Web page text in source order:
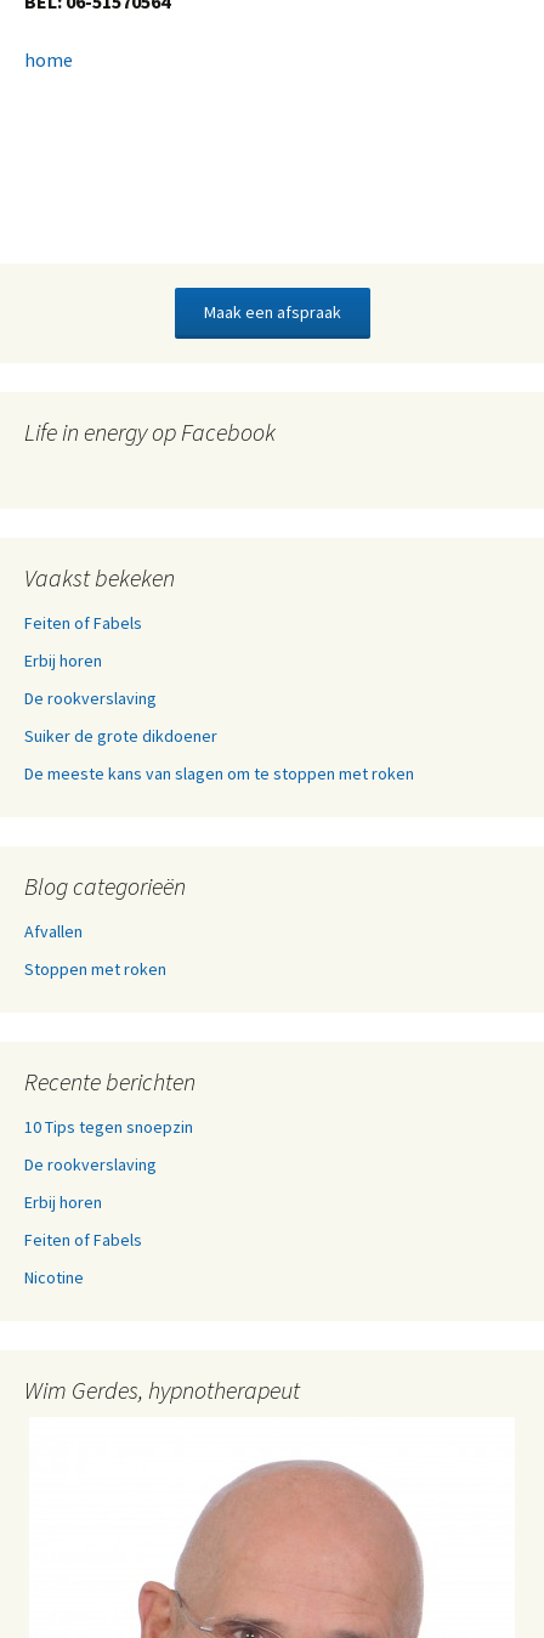
home
Maak een afspraak
Life in energy op Facebook
Vaakst bekeken
Feiten of Fabels
Erbij horen
De rookverslaving
Suiker de grote dikdoener
De meeste kans van slagen om te stoppen met roken
Blog categorieën
Afvallen
Stoppen met roken
Recente berichten
10 Tips tegen snoepzin
De rookverslaving
Erbij horen
Feiten of Fabels
Nicotine
Wim Gerdes, hypnotherapeut